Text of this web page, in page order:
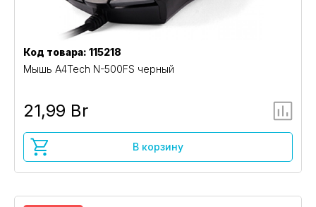
Код товара: 115218
Мышь A4Tech N-500FS черный
21,99 Br
В корзину